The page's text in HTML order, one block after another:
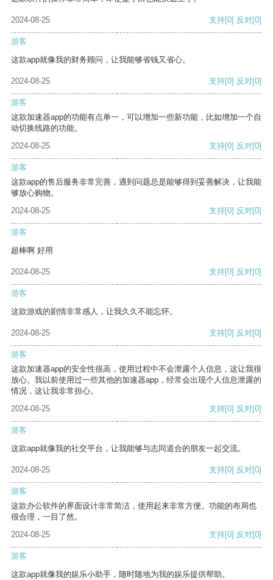
2024-08-25 支持[0] 反对[0]
游客
这款app就像我的财务顾问，让我能够省钱又省心。
2024-08-25 支持[0] 反对[0]
游客
这款加速器app的功能有点单一，可以增加一些新功能，比如增加一个自
动切换线路的功能。
2024-08-25
支持[0] 反对[0]
游客
这款app的售后服务非常完善，遇到问题总是能够得到妥善解决，让我能
够放心购物。
2024-08-25
支持[0] 反对[0]
游客
超棒啊 好用
2024-08-25 支持[0] 反对[0]
游客
这款游戏的剧情非常感人，让我久久不能忘怀。
2024-08-25 支持[0] 反对[0]
游客
这款加速器app的安全性很高，使用过程中不会泄露个人信息，这让我很
放心。我以前使用过一些其他的加速器app，经常会出现个人信息泄露的
情况，这让我非常担心。
2024-08-25
支持[0] 反对[0]
游客
这款app就像我的社交平台，让我能够与志同道合的朋友一起交流。
2024-08-25 支持[0] 反对[0]
游客
这款办公软件的界面设计非常简洁，使用起来非常方便。功能的布局也
很合理，一目了然。
2024-08-25
支持[0] 反对[0]
游客
这款app就像我的娱乐小助手，随时随地为我的娱乐提供帮助。